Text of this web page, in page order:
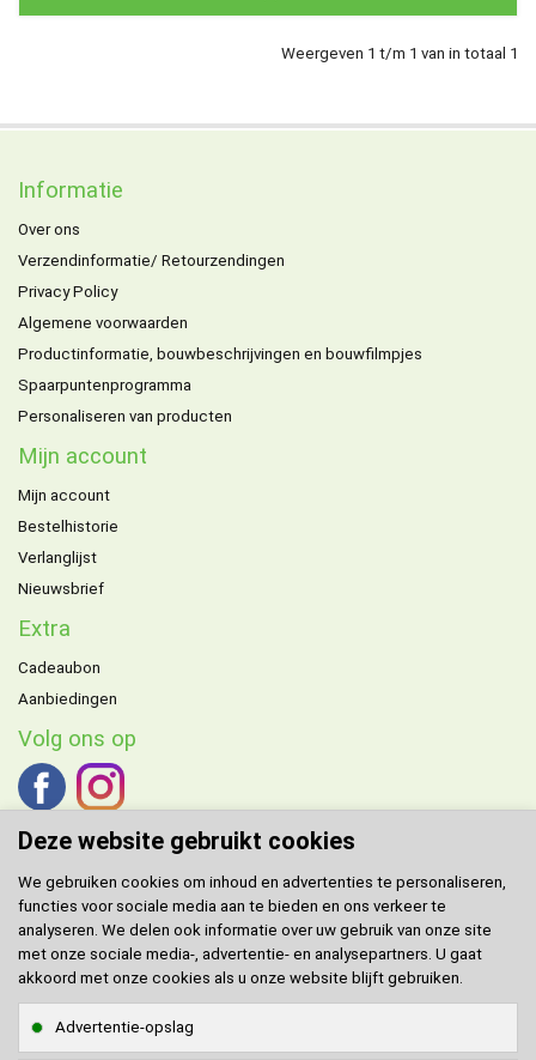
Weergeven 1 t/m 1 van in totaal 1
Informatie
Over ons
Verzendinformatie/ Retourzendingen
Privacy Policy
Algemene voorwaarden
Productinformatie, bouwbeschrijvingen en bouwfilmpjes
Spaarpuntenprogramma
Personaliseren van producten
Mijn account
Mijn account
Bestelhistorie
Verlanglijst
Nieuwsbrief
Extra
Cadeaubon
Aanbiedingen
Volg ons op
DOMENECHagent voor de Benelux.
Klantenservice
Sitemap
Deze website gebruikt cookies
We gebruiken cookies om inhoud en advertenties te personaliseren,
functies voor sociale media aan te bieden en ons verkeer te
analyseren. We delen ook informatie over uw gebruik van onze site
met onze sociale media-, advertentie- en analysepartners. U gaat
akkoord met onze cookies als u onze website blijft gebruiken.
Advertentie-opslag